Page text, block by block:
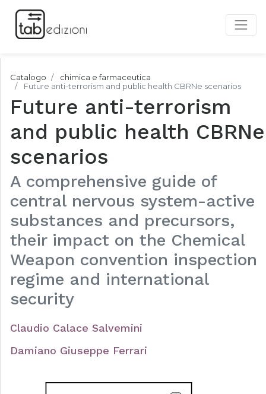
Catalogo
chimica e farmaceutica
Future anti-terrorism and public health CBRNe scenarios
Future anti-terrorism
and public health CBRNe
scenarios
A comprehensive guide of
central nervous system-active
substances and precursors,
their impact on the Chemical
Weapon convention inspection
regime and international
security
Claudio Calace Salvemini
Damiano Giuseppe Ferrari